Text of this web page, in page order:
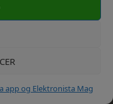
app og Elektronista Mag